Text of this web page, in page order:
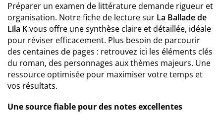
Préparer un examen de littérature demande rigueur et
organisation. Notre fiche de lecture sur La Ballade de
Lila Kvous offre une synthèse claire et détaillée, idéale
pour réviser efficacement. Plus besoin de parcourir
des centaines de pages : retrouvez ici les éléments clés
du roman, des personnages aux thèmes majeurs. Une
ressource optimisée pour maximiser votre temps et
vos résultats.
Une source fiable pour des notes excellentes